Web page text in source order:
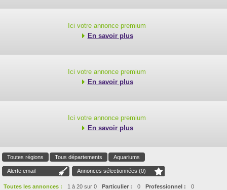
Ici votre annonce premium
En savoir plus
Ici votre annonce premium
En savoir plus
Ici votre annonce premium
En savoir plus
Toutes régions Tous départements Aquariums
Alerte email Annonces sélectionnées (0)
Toutes les annonces : 1 à 20 sur 0 Particulier : 0 Professionnel : 0